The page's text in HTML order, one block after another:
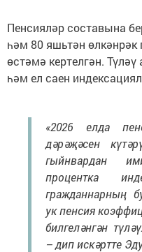
Пенсияләр составына
һәм 80 яшьтән
өстәмә кертелгән.
һәм ел саен
«2026 елда
дәрәҗәсен
гыйнвардан
процентка
гражданнарның
ук пенсия
билгеләнгән
– дип искәртте